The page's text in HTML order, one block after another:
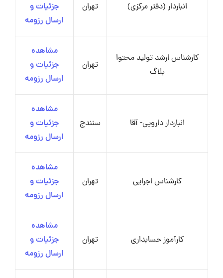
انباردار (دفتر مرکزی) تهران
جزئیات و
ارسال رزومه
کارشناس ارشد تولید محتوا
بلاگ
تهران
مشاهده
جزئیات و
ارسال رزومه
انباردار دارویی- آقا سنندج
مشاهده
جزئیات و
ارسال رزومه
کارشناس اجرایی تهران
مشاهده
جزئیات و
ارسال رزومه
کارآموز حسابداری تهران
مشاهده
جزئیات و
ارسال رزومه